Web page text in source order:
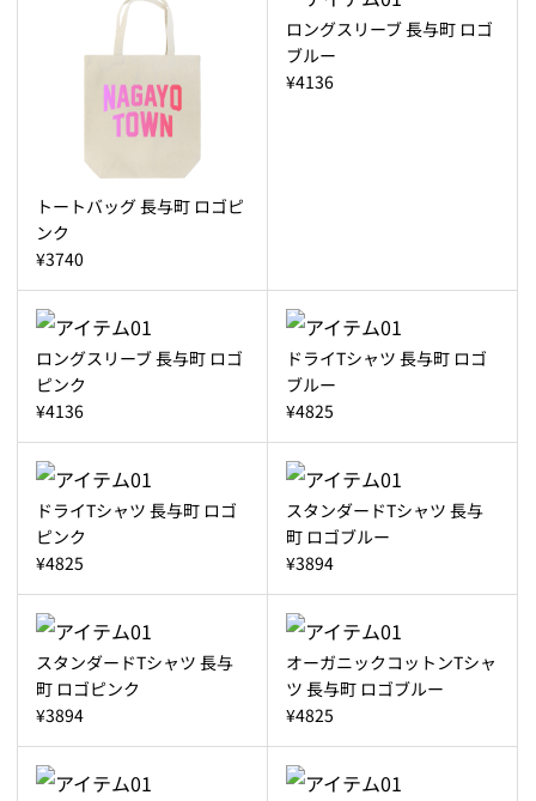
トートバッグ 長与町 ロゴピ
ンク
¥3740
ロングスリーブ 長与町 ロゴ
ブルー
¥4136
ロングスリーブ 長与町 ロゴ
ピンク
¥4136
ドライTシャツ 長与町 ロゴ
ブルー
¥4825
ドライTシャツ 長与町 ロゴ
ピンク
¥4825
スタンダードTシャツ 長与
町 ロゴブルー
¥3894
スタンダードTシャツ 長与
町 ロゴピンク
¥3894
オーガニックコットンTシャ
ツ 長与町 ロゴブルー
¥4825